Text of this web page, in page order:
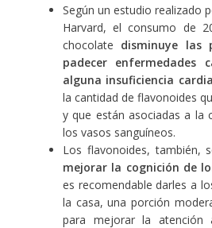
Según un estudio realizado
Harvard, el consumo de
chocolate disminuye las
padecer enfermedades
alguna insuficiencia
la cantidad de flavonoides
y que están asociadas a la
los vasos sanguíneos.
Los flavonoides, también,
mejorar la cognición de
es recomendable darles a
la casa, una porción
para mejorar la atención